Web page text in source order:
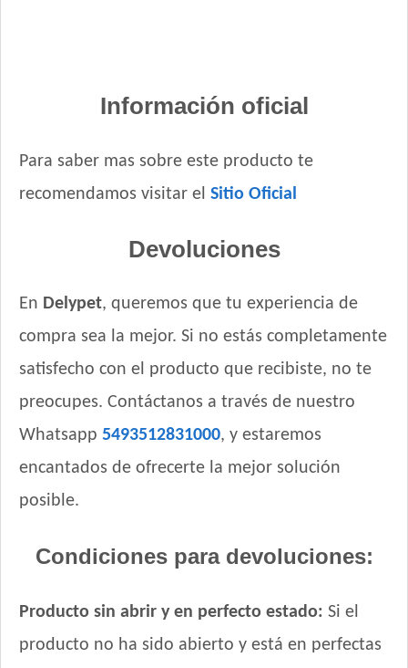
Información oficial
Para saber mas sobre este producto te
recomendamos visitar el Sitio Oficial
Devoluciones
En Delypet, queremos que tu experiencia de
compra sea la mejor. Si no estás completamente
satisfecho con el producto que recibiste, no te
preocupes. Contáctanos a través de nuestro
Whatsapp 5493512831000, y estaremos
encantados de ofrecerte la mejor solución
posible.
Condiciones para devoluciones:
Producto sin abrir y en perfecto estado: Si el
producto no ha sido abierto y está en perfectas